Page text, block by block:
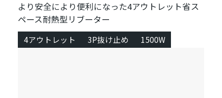
より安全により便利になった4アウトレット省ス
ペース耐熱型リブーター
4アウトレット 3P抜け止め 1500W